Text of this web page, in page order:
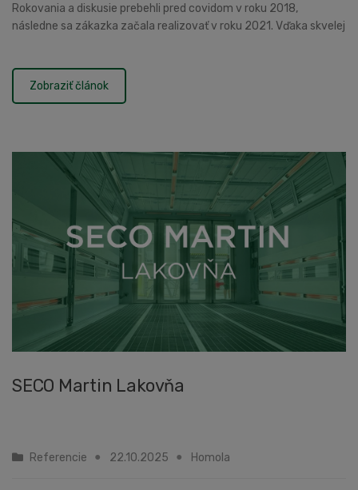
Rokovania a diskusie prebehli pred covidom v roku 2018,
následne sa zákazka začala realizovať v roku 2021. Vďaka skvelej
Zobraziť článok
SECO Martin Lakovňa
Referencie 22.10.2025 Homola